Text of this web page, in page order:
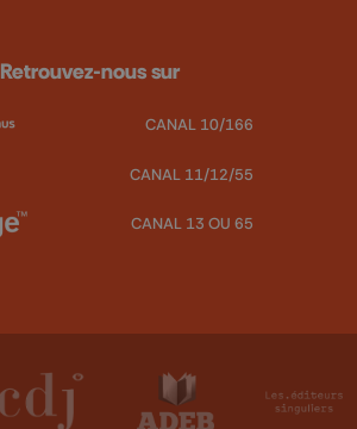
Retrouvez-nous sur
CANAL 10/166
CANAL 11/12/55
CANAL 13 OU 65